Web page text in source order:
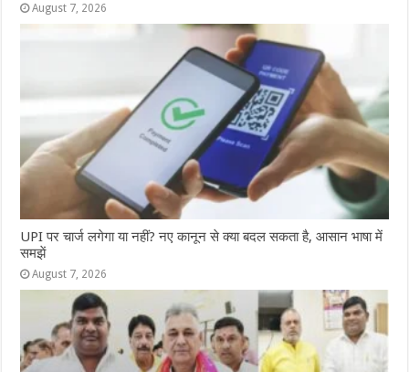
August 7, 2026
UPI पर चार्ज लगेगा या नहीं? नए कानून से क्या बदल सकता है, आसान भाषा में
समझें
August 7, 2026